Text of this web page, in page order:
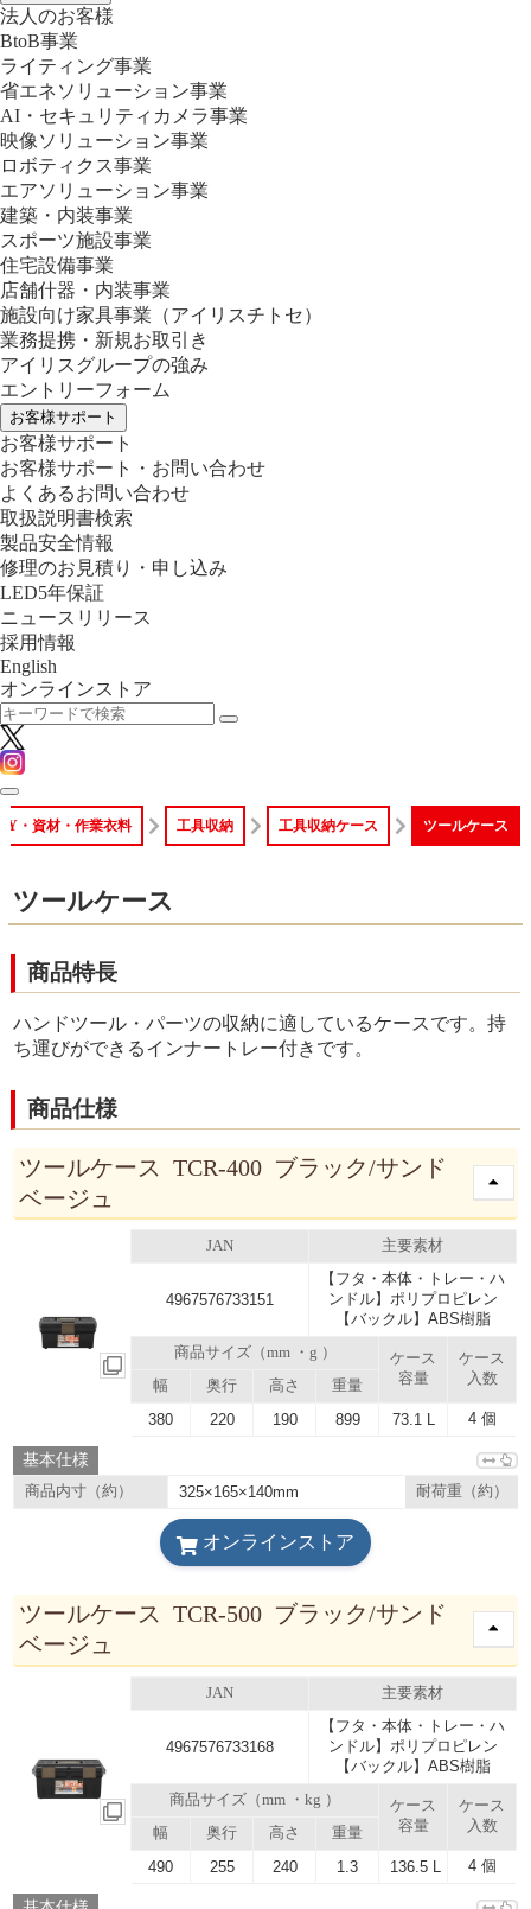
法人のお客様
BtoB事業
ライティング事業
省エネソリューション事業
AI・セキュリティカメラ事業
映像ソリューション事業
ロボティクス事業
エアソリューション事業
建築・内装事業
スポーツ施設事業
住宅設備事業
店舗什器・内装事業
施設向け家具事業 （アイリスチトセ）
業務提携・新規お取引き
アイリスグループの強み
エントリーフォーム
お客様サポート
お客様サポート
お客様サポート・お問い合わせ
よくあるお問い合わせ
取扱説明書検索
製品安全情報
修理のお見積り・申し込み
LED5年保証
ニュースリリース
採用情報
English
オンラインストア
・資材・作業衣料 工具収納 工具収納ケース ツールケース
ツールケース
商品特長
ハンドツール・パーツの収納に適しているケースです。持
ち運びができるインナートレー付きです。
商品仕様
ツールケース TCR-400 ブラック/サンド
ベージュ
JAN 主要素材
4967576733151
【フタ・本体・トレー・ハ
ンドル】ポリプロピレン
【バックル】ABS樹脂
商品サイズ（mm ・g ）
ケース
容量
ケース
入数
幅 奥行 高さ 重量
380 220 190 899 73.1 L 4 個
基本仕様
商品内寸（約） 325×165×140mm 耐荷重（約）
オンラインストア
ツールケース TCR-500 ブラック/サンド
ベージュ
JAN 主要素材
4967576733168
【フタ・本体・トレー・ハ
ンドル】ポリプロピレン
【バックル】ABS樹脂
商品サイズ（mm ・kg ）
ケース
容量
ケース
入数
幅 奥行 高さ 重量
490 255 240 1.3 136.5 L 4 個